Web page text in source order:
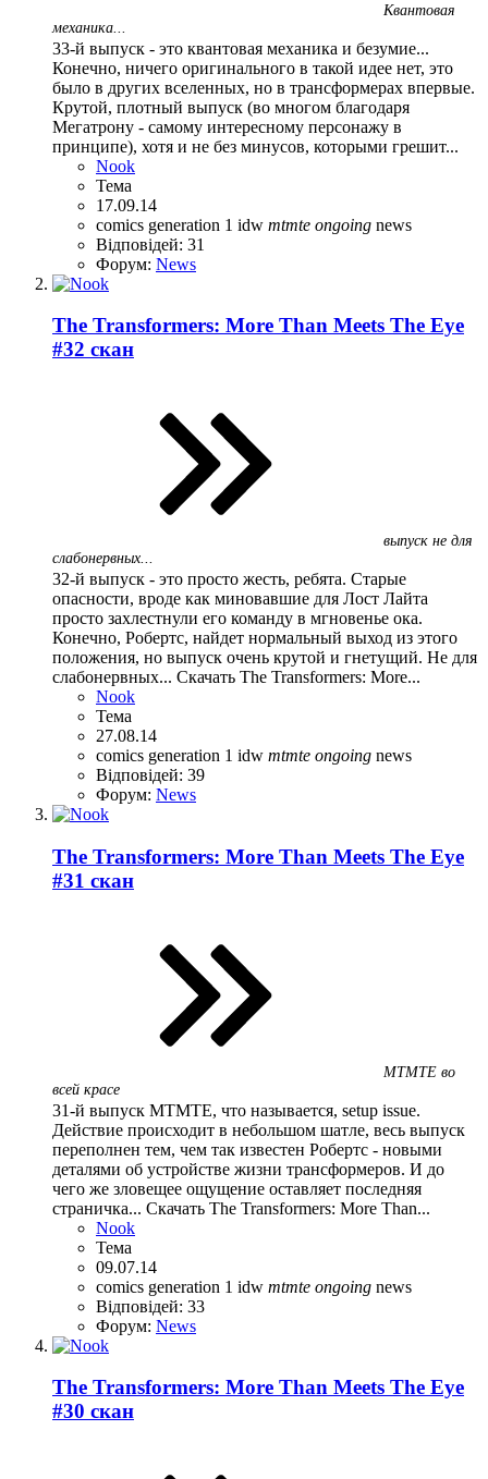
Квантовая
механика...
33-й выпуск - это квантовая механика и безумие...
Конечно, ничего оригинального в такой идее нет, это
было в других вселенных, но в трансформерах впервые.
Крутой, плотный выпуск (во многом благодаря
Мегатрону - самому интересному персонажу в
принципе), хотя и не без минусов, которыми грешит...
Nook
Тема
17.09.14
comics generation 1 idw mtmte ongoing news
Відповідей: 31
Форум: News
The Transformers: More Than Meets The Eye
#32 скан
выпуск не для
слабонервных...
32-й выпуск - это просто жесть, ребята. Старые
опасности, вроде как миновавшие для Лост Лайта
просто захлестнули его команду в мгновенье ока.
Конечно, Робертс, найдет нормальный выход из этого
положения, но выпуск очень крутой и гнетущий. Не для
слабонервных... Скачать The Transformers: More...
Nook
Тема
27.08.14
comics generation 1 idw mtmte ongoing news
Відповідей: 39
Форум: News
The Transformers: More Than Meets The Eye
#31 скан
MTMTE во
всей красе
31-й выпуск MTMTE, что называется, setup issue.
Действие происходит в небольшом шатле, весь выпуск
переполнен тем, чем так известен Робертс - новыми
деталями об устройстве жизни трансформеров. И до
чего же зловещее ощущение оставляет последняя
страничка... Скачать The Transformers: More Than...
Nook
Тема
09.07.14
comics generation 1 idw mtmte ongoing news
Відповідей: 33
Форум: News
The Transformers: More Than Meets The Eye
#30 скан